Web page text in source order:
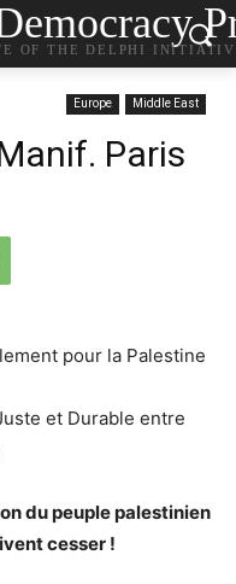
OF THE DELPHI
Europe Middle East
Paris
pour la Palestine
et Durable entre
du peuple palestinien
cesser !